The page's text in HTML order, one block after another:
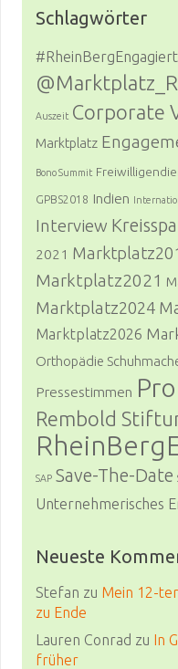
Schlagwörter
#RheinBergEngagiert
Auszeit Corporate
Marktplatz
Bono Summit
GPBS2018 Indien
Interview
2021
Marktplatz2021
Marktplatz2024
Marktplatz2026
Orthopädie
Pressestimmen
Rembold
SAP Save-The-Date
Unternehmerisches
Neueste
Stefan zu Mein 12-
zu Ende
Lauren Conrad zu In
früher